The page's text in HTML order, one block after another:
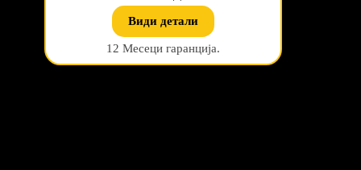
Види детали
12 Месеци гаранција.